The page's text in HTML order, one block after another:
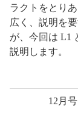
ラクトをとり
広く、説明を
が、今回は L1
説明します。
12月